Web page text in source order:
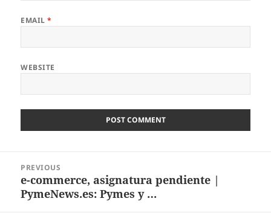
EMAIL*
WEBSITE
navigation
PREVIOUS
Previous
post:
e-commerce, asignatura pendiente |
PymeNews.es: Pymes y …